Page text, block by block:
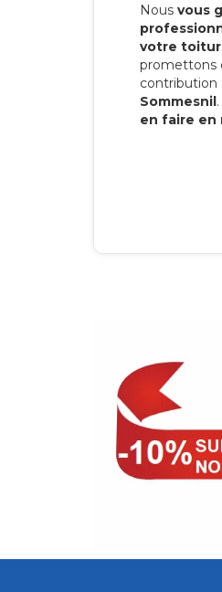
Nous vous
votre
promettons
contribution
Sommesnil
en faire en